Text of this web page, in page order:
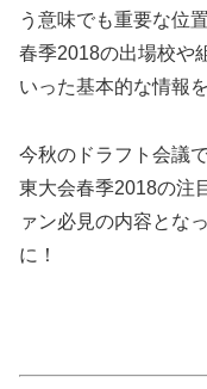
う意味でも重要な位
春季2018の出場校や
いった基本的な情報
今秋のドラフト会議
東大会春季2018の注
ァン必見の内容とな
に！